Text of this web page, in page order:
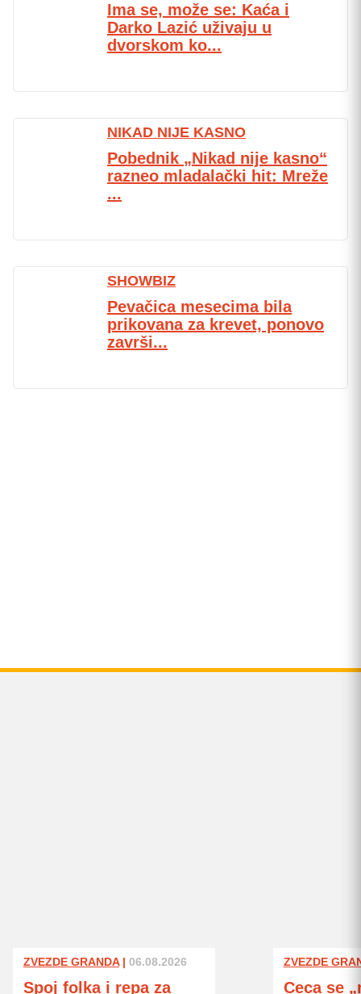
Ima se, može se: Kaća i
Darko Lazić uživaju u
dvorskom ko...
NIKAD NIJE KASNO
Pobednik „Nikad nije kasno“
razneo mladalački hit: Mreže
...
SHOWBIZ
Pevačica mesecima bila
prikovana za krevet, ponovo
završi...
ZVEZDE GRANDA| 06.08.2026
Spoj folka i repa za
ZVEZDE
Ceca se